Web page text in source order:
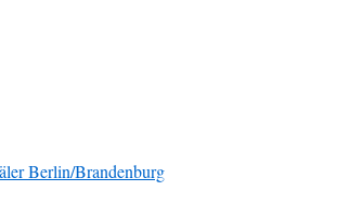
Berlin/Brandenburg